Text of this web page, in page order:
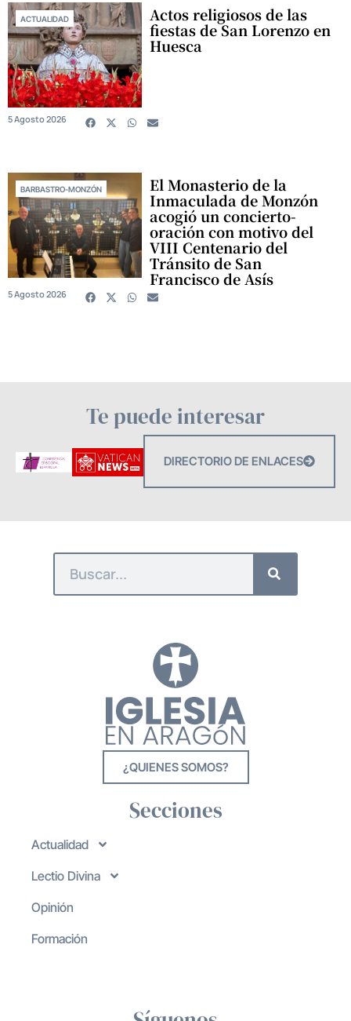
ACTUALIDAD Actos religiosos de las
fiestas de San Lorenzo en
Huesca
5 Agosto 2026
BARBASTRO-MONZÓN El Monasterio de la
Inmaculada de Monzón
acogió un concierto-
oración con motivo del
VIII Centenario del
Tránsito de San
Francisco de Asís
5 Agosto 2026
Te puede interesar
DIRECTORIO DE ENLACES
¿QUIENES SOMOS?
Secciones
Actualidad
Lectio Divina
Opinión
Formación